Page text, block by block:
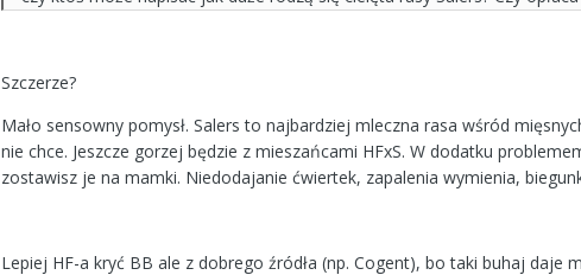
Szczerze?
Mało sensowny pomysł. Salers to najbardziej mleczna rasa wśród
nie chce. Jeszcze gorzej będzie z mieszańcami HFxS. W dodatku
zostawisz je na mamki. Niedodajanie ćwiertek, zapalenia wymienia,
Lepiej HF-a kryć BB ale z dobrego źródła (np. Cogent), bo taki buhaj daje